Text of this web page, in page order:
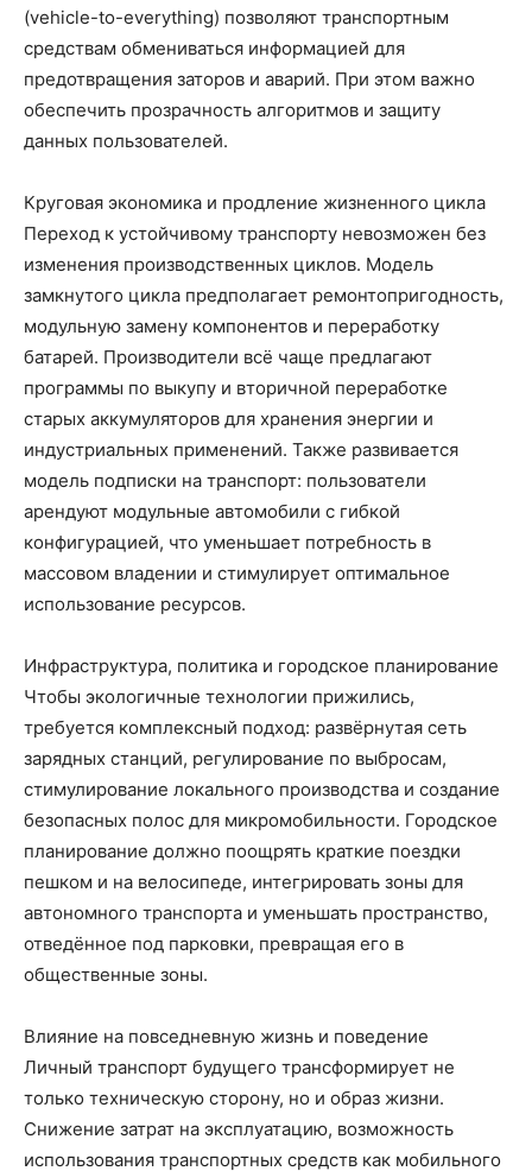
(vehicle-to-everything) позволяют транспортным
средствам обмениваться информацией для
предотвращения заторов и аварий. При этом важно
обеспечить прозрачность алгоритмов и защиту
данных пользователей.
Круговая экономика и продление жизненного цикла
Переход к устойчивому транспорту невозможен без
изменения производственных циклов. Модель
замкнутого цикла предполагает ремонтопригодность,
модульную замену компонентов и переработку
батарей. Производители всё чаще предлагают
программы по выкупу и вторичной переработке
старых аккумуляторов для хранения энергии и
индустриальных применений. Также развивается
модель подписки на транспорт: пользователи
арендуют модульные автомобили с гибкой
конфигурацией, что уменьшает потребность в
массовом владении и стимулирует оптимальное
использование ресурсов.
Инфраструктура, политика и городское планирование
Чтобы экологичные технологии прижились,
требуется комплексный подход: развёрнутая сеть
зарядных станций, регулирование по выбросам,
стимулирование локального производства и создание
безопасных полос для микромобильности. Городское
планирование должно поощрять краткие поездки
пешком и на велосипеде, интегрировать зоны для
автономного транспорта и уменьшать пространство,
отведённое под парковки, превращая его в
общественные зоны.
Влияние на повседневную жизнь и поведение
Личный транспорт будущего трансформирует не
только техническую сторону, но и образ жизни.
Снижение затрат на эксплуатацию, возможность
использования транспортных средств как мобильного